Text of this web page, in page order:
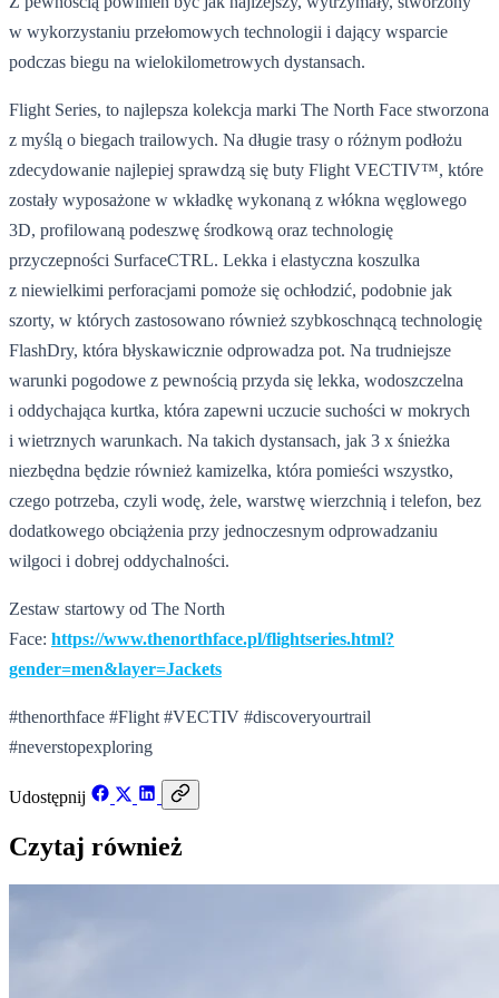
w wykorzystaniu przełomowych technologii i dający wsparcie
podczas biegu na wielokilometrowych dystansach.
Flight Series, to najlepsza kolekcja marki The North Face stworzona
z myślą o biegach trailowych. Na długie trasy o różnym podłożu
zdecydowanie najlepiej sprawdzą się buty Flight VECTIV™, które
zostały wyposażone w wkładkę wykonaną z włókna węglowego
3D, profilowaną podeszwę środkową oraz technologię
przyczepności SurfaceCTRL. Lekka i elastyczna koszulka
z niewielkimi perforacjami pomoże się ochłodzić, podobnie jak
szorty, w których zastosowano również szybkoschnącą technologię
FlashDry, która błyskawicznie odprowadza pot. Na trudniejsze
warunki pogodowe z pewnością przyda się lekka, wodoszczelna
i oddychająca kurtka, która zapewni uczucie suchości w mokrych
i wietrznych warunkach. Na takich dystansach, jak 3 x śnieżka
niezbędna będzie również kamizelka, która pomieści wszystko,
czego potrzeba, czyli wodę, żele, warstwę wierzchnią i telefon, bez
dodatkowego obciążenia przy jednoczesnym odprowadzaniu
wilgoci i dobrej oddychalności.
Zestaw startowy od The North
Face: https://www.thenorthface.pl/flightseries.html?
gender=men&layer=Jackets
#thenorthface #Flight #VECTIV #discoveryourtrail
#neverstopexploring
Udostępnij
Czytaj również